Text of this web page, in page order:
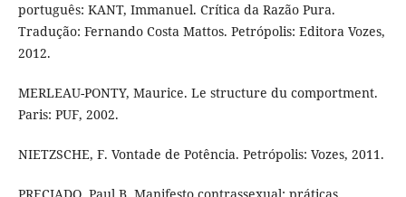
português: KANT, Immanuel. Crítica da Razão Pura.
Tradução: Fernando Costa Mattos. Petrópolis: Editora Vozes,
2012.
MERLEAU-PONTY, Maurice. Le structure du comportment.
Paris: PUF, 2002.
NIETZSCHE, F. Vontade de Potência. Petrópolis: Vozes, 2011.